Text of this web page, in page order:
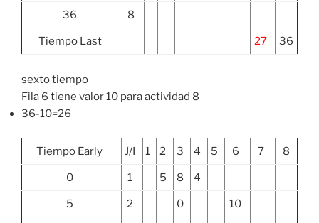
36 8
Tiempo Last 27 36
sexto tiempo
Fila 6 tiene valor 10 para actividad 8
36-10=26
Tiempo Early J/I 1 2 3 4 5 6 7 8
0 1 5 8 4
5 2 0 10